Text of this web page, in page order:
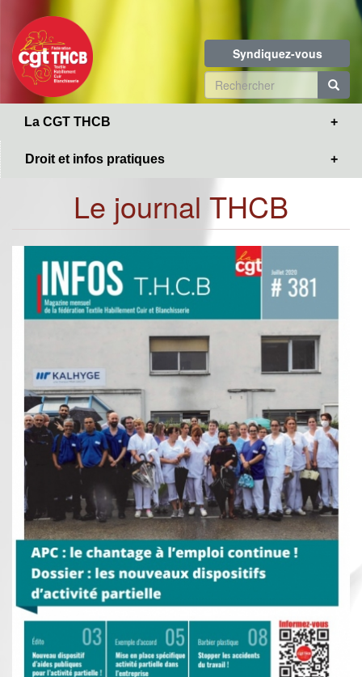
contenu
principal
Syndiquez-vous
Formulaire
de
La CGT THCB
Droit et infos pratiques
Le journal THCB